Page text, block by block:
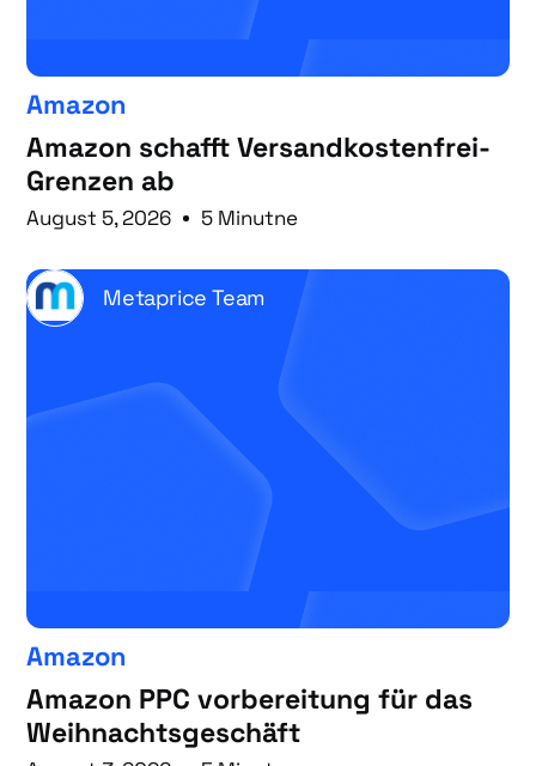
Amazon
Amazon schafft Versandkostenfrei-
Grenzen ab
August 5, 2026 5 Minutne
Metaprice Team
Amazon
Amazon PPC vorbereitung für das
Weihnachtsgeschäft